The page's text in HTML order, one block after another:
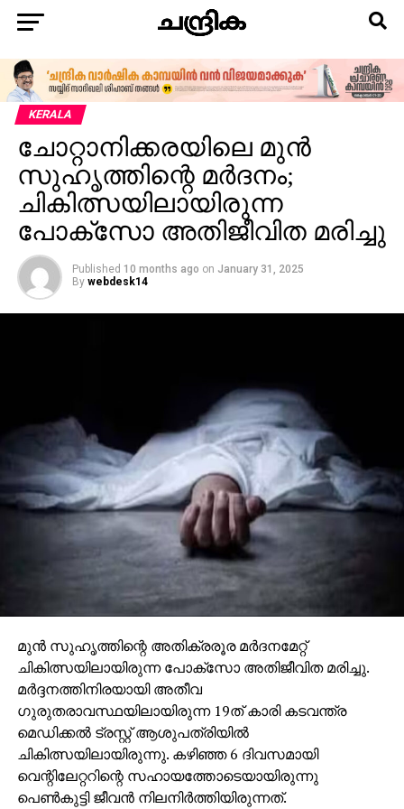
KERALA
ചോറ്റാനിക്കരയിലെ മുൻ
സുഹൃത്തിന്റെ മർദനം;
ചികിത്സയിലായിരുന്ന
പോക്സോ അതിജീവിത മരിച്ചു
Published 10 months ago on January 31, 2025
By webdesk14
മുൻ സുഹൃത്തിന്റെ അതിക്രരൂര മർദനമേറ്റ്
ചികിത്സയിലായിരുന്ന പോക്സോ അതിജീവിത മരിച്ചു.
മർദ്ദനത്തിനിരയായി അതീവ
ഗുരുതരാവസ്ഥയിലായിരുന്ന 19ത് കാരി കടവന്ത്ര
മെഡിക്കൽ ട്രസ്റ്റ് ആശുപത്രിയിൽ
ചികിത്സയിലായിരുന്നു. കഴിഞ്ഞ 6 ദിവസമായി
വെന്റിലേറ്ററിന്റെ സഹായത്തോടെയായിരുന്നു
പെൺകുട്ടി ജീവൻ നിലനിർത്തിയിരുന്നത്.